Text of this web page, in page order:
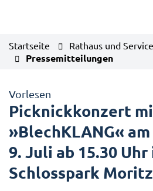
Startseite Rathaus und Service
Pressemitteilungen
Vorlesen
Picknickkonzert
»BlechKLANG«
9. Juli ab 15.30 Uhr
Schlosspark